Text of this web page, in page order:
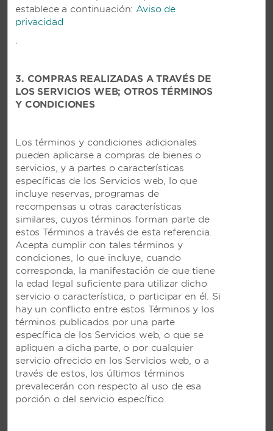
UN TRADEMARK ALL-
INCLUSIVE RESORT EN PLAYA
DEL CARMEN, MÉXICO
Hermoso resort con piscina con vista al
océano y restaurantes ubicados en la
impresionante Riviera Maya, además de
acceso a Viva Maya by Wyndham, un
Trademark All-Inclusive Resort
VER RESORT
establece a continuación: Aviso de
privacidad
.
3. COMPRAS REALIZADAS A TRAVÉS DE
LOS SERVICIOS WEB; OTROS TÉRMINOS
Y CONDICIONES
Los términos y condiciones adicionales
pueden aplicarse a compras de bienes o
servicios, y a partes o características
específicas de los Servicios web, lo que
incluye reservas, programas de
recompensas u otras características
similares, cuyos términos forman parte de
estos Términos a través de esta referencia.
Acepta cumplir con tales términos y
condiciones, lo que incluye, cuando
corresponda, la manifestación de que tiene
la edad legal suficiente para utilizar dicho
servicio o característica, o participar en él. Si
hay un conflicto entre estos Términos y los
términos publicados por una parte
específica de los Servicios web, o que se
apliquen a dicha parte, o por cualquier
servicio ofrecido en los Servicios web, o a
través de estos, los últimos términos
prevalecerán con respecto al uso de esa
porción o del servicio específico.